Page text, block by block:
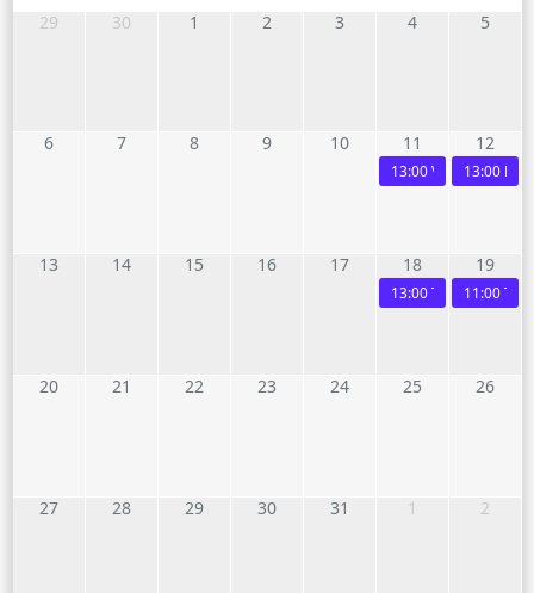
29
30 1 2 3 4 5
6 7 8 9 10 11
13:00Vinômes, Le
12
13:00 Le
13 14 15 16 17 18
13:00Tour Des
19
11:00
20 21 22 23 24 25 26
27 28 29 30 31 1 2